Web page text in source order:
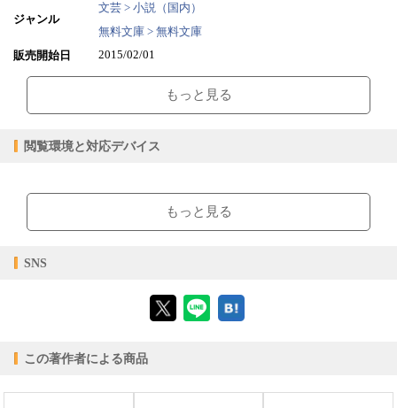
ジャンル
文芸 > 小説（国内）
無料文庫 > 無料文庫
販売開始日
2015/02/01
ファイルサイズ 0.96MB
もっと見る
閲覧環境と対応デバイス
ブラウザビューア・PC版ConTenDoビューア・モバイルビューア
【対応デバイス】
【PC版ConTenDoビューア】
もっと見る
SNS
この著作者による商品